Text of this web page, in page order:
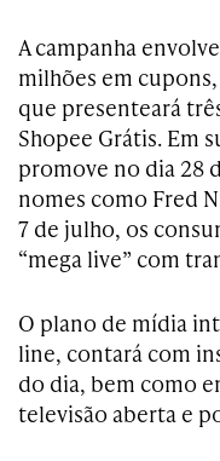
A campanha
milhões em
que presenteará
Shopee Grátis. Em
promove no dia 28
nomes como Fred
7 de julho, os
“mega live” com
O plano de mídia
line, contará com
do dia, bem como
televisão aberta e